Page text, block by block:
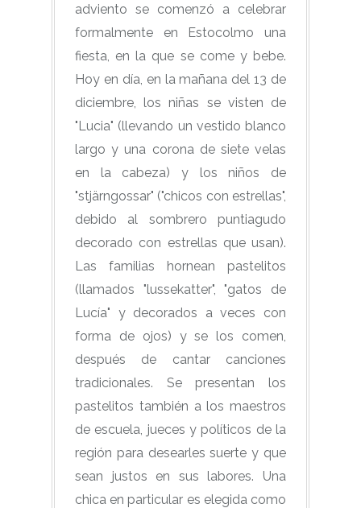
adviento se comenzó a celebrar
formalmente en Estocolmo una
fiesta, en la que se come y bebe.
Hoy en día, en la mañana del 13 de
diciembre, los niñas se visten de
"Lucia" (llevando un vestido blanco
largo y una corona de siete velas
en la cabeza) y los niños de
"stjärngossar" ("chicos con estrellas",
debido al sombrero puntiagudo
decorado con estrellas que usan).
Las familias hornean pastelitos
(llamados "lussekatter", "gatos de
Lucía" y decorados a veces con
forma de ojos) y se los comen,
después de cantar canciones
tradicionales. Se presentan los
pastelitos también a los maestros
de escuela, jueces y políticos de la
región para desearles suerte y que
sean justos en sus labores. Una
chica en particular es elegida como